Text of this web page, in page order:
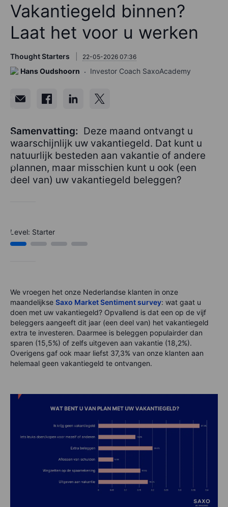
Vakantiegeld binnen?
Laat het voor u werken
Thought Starters 22-05-2026 07:36
Hans Oudshoorn Investor Coach SaxoAcademy
Samenvatting: Deze maand ontvangt u
waarschijnlijk uw vakantiegeld. Dat kunt u
natuurlijk besteden aan vakantie of andere
plannen, maar misschien kunt u ook (een
deel van) uw vakantiegeld beleggen?
Level: Starter
We vroegen het onze Nederlandse klanten in onze
maandelijkse Saxo Market Sentiment survey: wat gaat u
doen met uw vakantiegeld? Opvallend is dat een op de vijf
beleggers aangeeft dit jaar (een deel van) het vakantiegeld
extra te investeren. Daarmee is beleggen populairder dan
sparen (15,5%) of zelfs uitgeven aan vakantie (18,2%).
Overigens gaf ook maar liefst 37,3% van onze klanten aan
helemaal geen vakantiegeld te ontvangen.